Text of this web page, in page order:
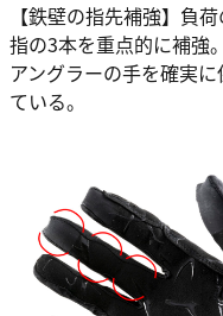
【鉄壁の指先補強】負
指の3本を重点的に補強
アングラーの手を確実
ている。